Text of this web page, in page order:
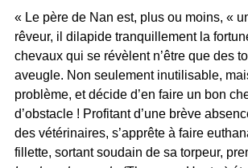
« Le père de Nan est, plus ou moins, «
rêveur, il dilapide tranquillement la
chevaux qui se révèlent n’être que des
aveugle. Non seulement inutilisable,
problème, et décide d’en faire un bon
d’obstacle ! Profitant d’une brève
des vétérinaires, s’apprête à faire
fillette, sortant soudain de sa torpeur,